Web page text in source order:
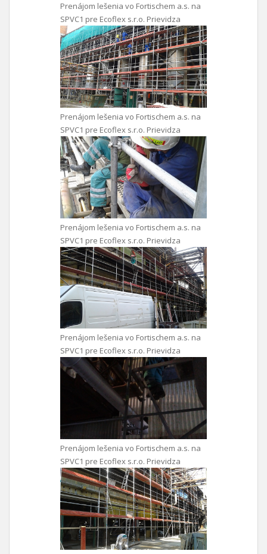
Prenájom lešenia vo Fortischem a.s. na
SPVC1 pre Ecoflex s.r.o. Prievidza
Prenájom lešenia vo Fortischem a.s. na
SPVC1 pre Ecoflex s.r.o. Prievidza
Prenájom lešenia vo Fortischem a.s. na
SPVC1 pre Ecoflex s.r.o. Prievidza
Prenájom lešenia vo Fortischem a.s. na
SPVC1 pre Ecoflex s.r.o. Prievidza
Prenájom lešenia vo Fortischem a.s. na
SPVC1 pre Ecoflex s.r.o. Prievidza